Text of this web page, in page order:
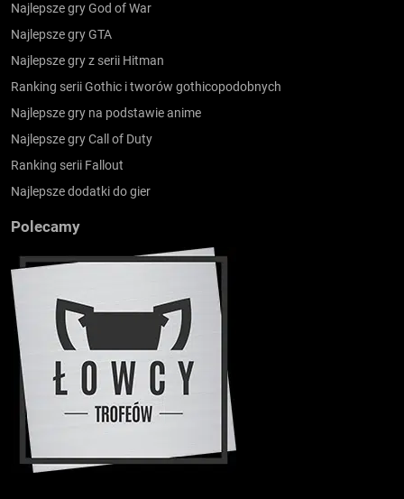
Najlepsze gry God of War
Najlepsze gry GTA
Najlepsze gry z serii Hitman
Ranking serii Gothic i tworów gothicopodobnych
Najlepsze gry na podstawie anime
Najlepsze gry Call of Duty
Ranking serii Fallout
Najlepsze dodatki do gier
Polecamy